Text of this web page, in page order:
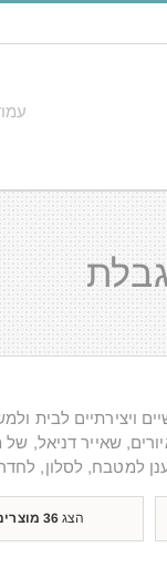
ויצירתיים לבית
שאייר דניאל,
רענן למטבח,
הצג 36 מוצרים